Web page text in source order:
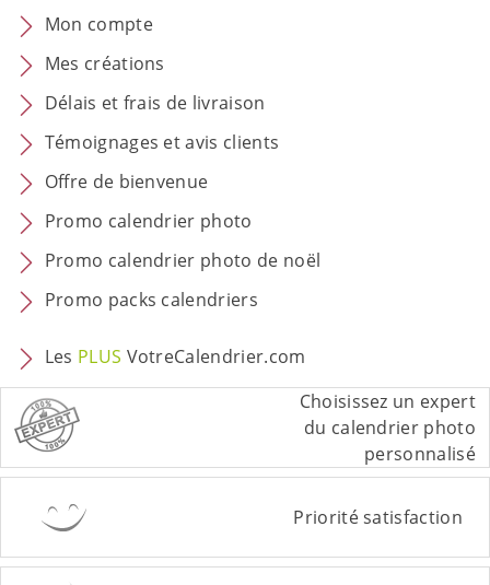
Mon compte
Mes créations
Délais et frais de livraison
Témoignages et avis clients
Offre de bienvenue
Promo calendrier photo
Promo calendrier photo de noël
Promo packs calendriers
Les PLUS VotreCalendrier.com
Choisissez un expert
du calendrier photo
personnalisé
Priorité satisfaction